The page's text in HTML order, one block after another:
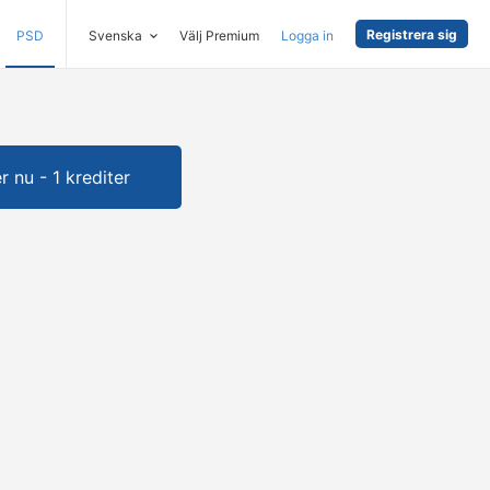
PSD Svenska Välj Premium Logga in Registrera sig
nu - 1 krediter